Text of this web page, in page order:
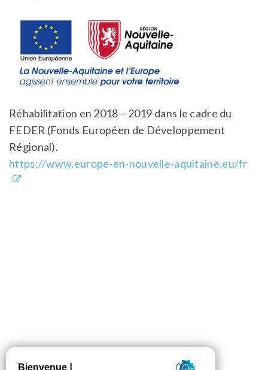
Réhabilitation en 2018 – 2019 dans le cadre du
FEDER (Fonds Européen de Développement
Régional).
https://www.europe-en-nouvelle-aquitaine.eu/fr